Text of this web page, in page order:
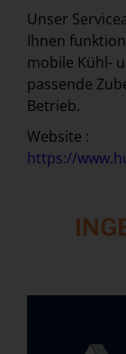
Unser
Ihnen
mobile Kühl-
passende
Betrieb.
Website :
https://